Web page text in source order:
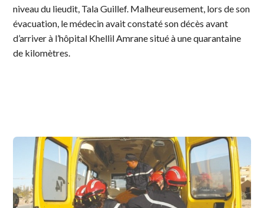
niveau du lieudit, Tala Guillef. Malheureusement, lors de son
évacuation, le médecin avait constaté son décès avant
d’arriver à l’hôpital Khellil Amrane situé à une quarantaine
de kilomètres.